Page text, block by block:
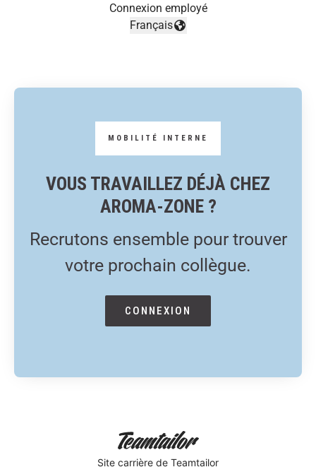
Connexion employé
Changer la langue
Français
VOUS TRAVAILLEZ DÉJÀ CHEZ
AROMA-ZONE ?
Recrutons ensemble pour trouver
votre prochain collègue.
CONNEXION
Site carrière de Teamtailor